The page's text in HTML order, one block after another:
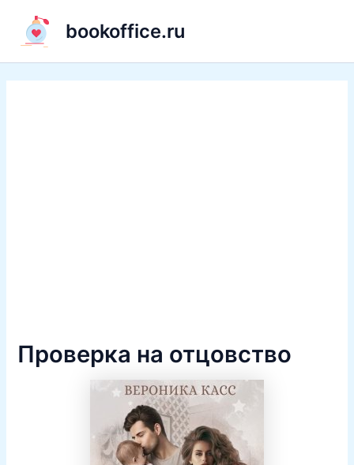
содержимому
bookoffice.ru
Проверка на отцовство